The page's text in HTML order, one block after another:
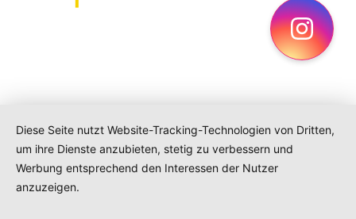
Diese Seite nutzt Website-Tracking-Technologien von Dritten,
um ihre Dienste anzubieten, stetig zu verbessern und
Werbung entsprechend den Interessen der Nutzer
anzuzeigen.